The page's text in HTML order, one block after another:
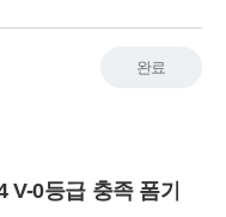
V-0등급 충족 폼가스
완료